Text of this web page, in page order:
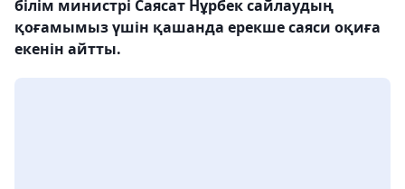
білім министрі Саясат Нұрбек сайлаудың
қоғамымыз үшін қашанда ерекше саяси оқиға
екенін айтты.